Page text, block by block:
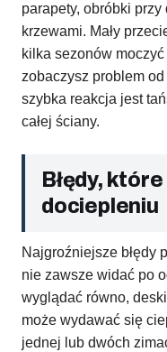
parapety, obróbki
krzewami. Mały
kilka sezonów
zobaczysz problem
szybka reakcja jest
całej ściany.
Błędy,
dociepleniu
Najgroźniejsze błędy
nie zawsze widać po
wyglądać równo,
może wydawać się
jednej lub dwóch